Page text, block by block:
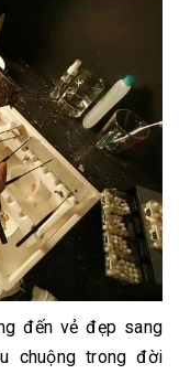
đến vẻ đẹp sang
chuộng trong đời